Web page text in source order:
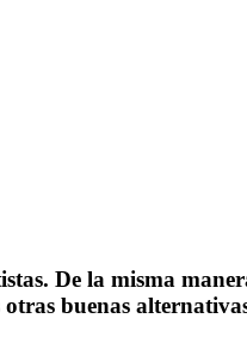
De la misma
buenas